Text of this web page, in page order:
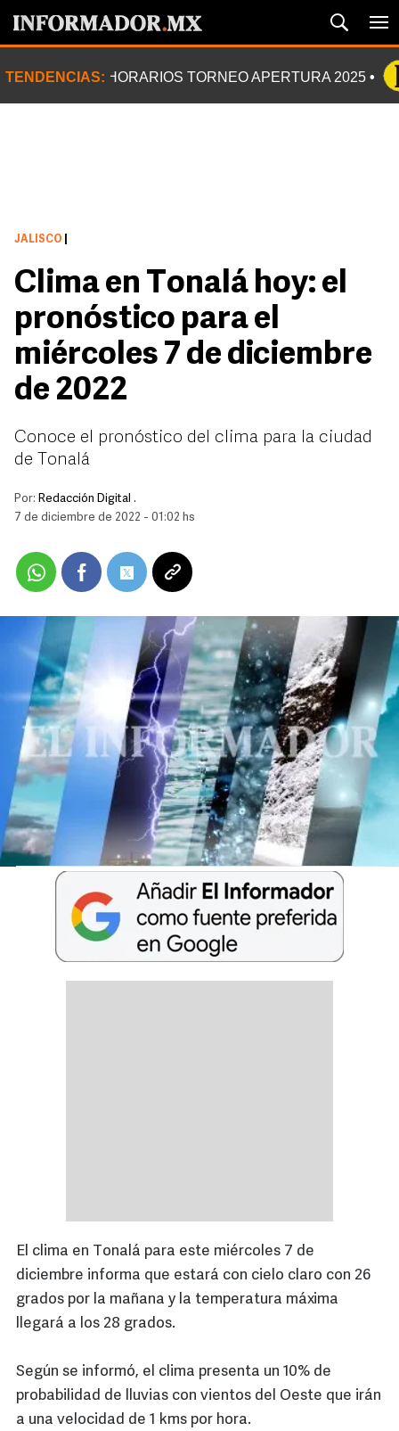
TENDENCIAS: HORARIOS TORNEO APERTURA 2025
JALISCO
Clima en Tonalá hoy: el
pronóstico para el
miércoles 7 de diciembre
de 2022
Conoce el pronóstico del clima para la ciudad
de Tonalá
Por: Redacción Digital .
7 de diciembre de 2022 - 01:02 hs
El clima en Tonalá para este miércoles 7 de
diciembre informa que estará con cielo claro con 26
grados por la mañana y la temperatura máxima
llegará a los 28 grados.
Según se informó, el clima presenta un 10% de
probabilidad de lluvias con vientos del Oeste que irán
a una velocidad de 1 kms por hora.